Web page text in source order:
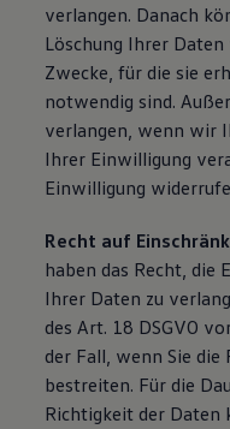
verlangen. Danach
Löschung Ihrer
Zwecke, für die sie
notwendig sind.
verlangen, wenn wir
Ihrer Einwilligung
Einwilligung
Recht auf
haben das Recht, die
Ihrer Daten zu
des Art. 18 DSGVO
der Fall, wenn Sie
bestreiten. Für die
Richtigkeit der Daten